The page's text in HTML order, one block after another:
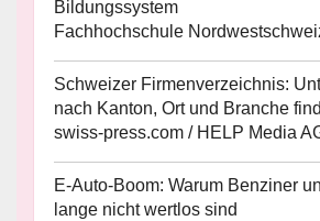
Bildungssystem
Fachhochschule
Schweizer Firmenverzeichnis:
nach Kanton, Ort und Branche
swiss-press.com / HELP Media
E-Auto-Boom: Warum Benziner
lange nicht wertlos sind